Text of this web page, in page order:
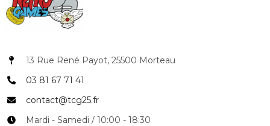
13 Rue René Payot, 25500 Morteau
03 81 67 71 41
contact@tcg25.fr
Mardi - Samedi / 10:00 - 18:30